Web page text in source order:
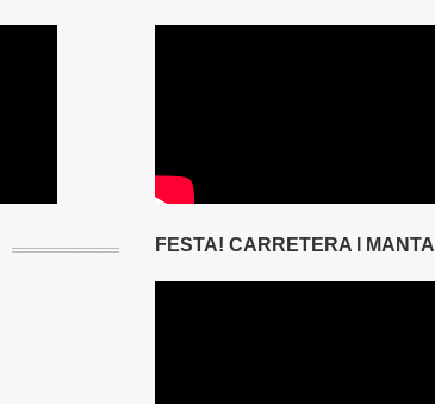
FESTA! CARRETERA I MANTA